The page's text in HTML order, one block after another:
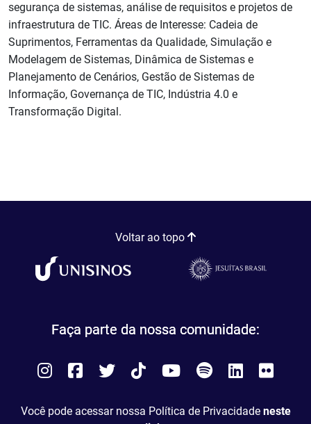
segurança de sistemas, análise de requisitos e projetos de
infraestrutura de TIC. Áreas de Interesse: Cadeia de
Suprimentos, Ferramentas da Qualidade, Simulação e
Modelagem de Sistemas, Dinâmica de Sistemas e
Planejamento de Cenários, Gestão de Sistemas de
Informação, Governança de TIC, Indústria 4.0 e
Transformação Digital.
Voltar ao topo
Faça parte da nossa comunidade:
Instagram
Facebook
Twitter
TiktokYou SpotifyLinkedIn
Você pode acessar nossa Política de Privacidade neste